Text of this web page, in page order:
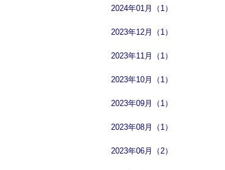
2024年01月（1）
2023年12月（1）
2023年11月（1）
2023年10月（1）
2023年09月（1）
2023年08月（1）
2023年06月（2）